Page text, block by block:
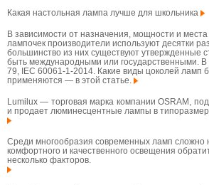
Какая настольная лампа лучше для школьника
В зависимости от назначения, мощности и места
лампочек производители используют десятки
большинство из них существуют утвержденные
быть международными или государственными.
79, IEC 60061-1-2014. Какие виды цоколей ламп
применяются — в этой статье.
Lumilux — торговая марка компании OSRAM,
и продает люминесцентные лампы в
Среди многообразия современных ламп сложно
комфортного и качественного освещения
несколько факторов.